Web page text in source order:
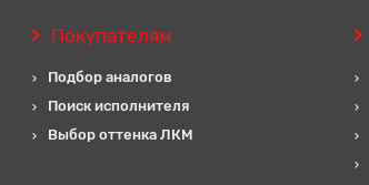
Покупателям
Подбор аналогов
Поиск исполнителя
Выбор оттенка ЛКМ